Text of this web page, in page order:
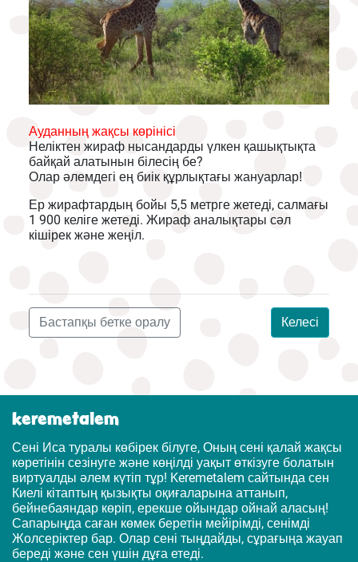
Ауданның жақсы көрінісі
Неліктен жираф нысандарды үлкен қашықтықта
байқай алатынын білесің бе?
Олар әлемдегі ең биік құрлықтағы жануарлар!
Ер жирафтардың бойы 5,5 метрге жетеді, салмағы
1 900 келіге жетеді. Жираф аналықтары сәл
кішірек және жеңіл.
Келесі
Бастапқы бетке оралу
keremetalem
Сені Иса туралы көбірек білуге, Оның сені қалай жақсы
көретінін сезінуге және көңілді уақыт өткізуге болатын
виртуалды әлем күтіп тұр! Keremetalem сайтында сен
Киелі кітаптың қызықты оқиғаларына аттанып,
бейнебаяндар көріп, ерекше ойындар ойнай аласың!
Сапарыңда саған көмек беретін мейірімді, сенімді
Жолсеріктер бар. Олар сені тыңдайды, сұрағыңа жауап
береді және сен үшін дұға етеді.